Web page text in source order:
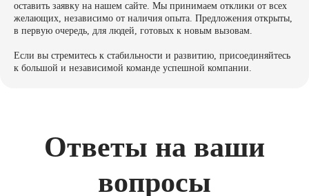
оставить заявку на нашем сайте. Мы принимаем отклики от всех
желающих, независимо от наличия опыта. Предложения открыты,
в первую очередь, для людей, готовых к новым вызовам.
Если вы стремитесь к стабильности и развитию, присоединяйтесь
к большой и независимой команде успешной компании.
Ответы на ваши
вопросы